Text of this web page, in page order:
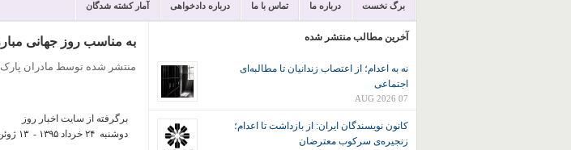
برگ نخست درباره ما تماس با ما درباره دادخواهی آمار کشته شدگان
به مناسب روز جهانی
منتشر شده توسط مادران پارک
برگرفته از سایت اخبار روز
دوشنبه ۲۴ خرداد ۱٣۹۵ - ۱٣ ژوئن ۲۰۱۶
آخرین مطالب منتشر شده
نه به اعدام؛ از اعتصاب زندانیان تا مطالبه‌ای
اجتماعی
07 AUG 2026
کانون نويسندگان ايران: از بازداشت تا اعدام؛
زنجیره‌ی سرکوب معترضان